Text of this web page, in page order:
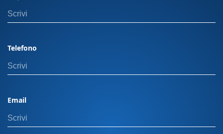
indicato esclude il passaggio di proprietà. In
proprietà può variare in base alla potenza del
veicolo e alla residenza dell’intestatario. Offerta
valida con finanziamento Panero plus. Per
Messa su strada più eventuali equipaggiamenti
aggiuntivi sull' auto non incluse devono essere
calcolate a parte. "Le immagini presenti sul sito
Telefono
Email